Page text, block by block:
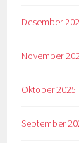
Desember
November
Oktober 2025
September